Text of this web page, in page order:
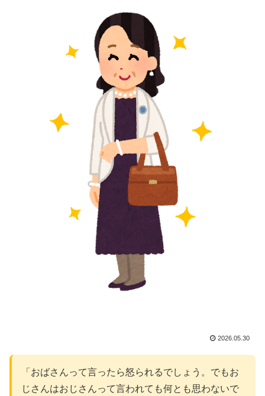
2026.05.30
「おばさんって言ったら怒られるでしょう。でもお
じさんはおじさんって言われても何とも思わないで